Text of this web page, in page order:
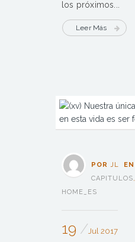
los próximos...
Leer Más
POR JL EN
CAPITULOS,
HOME_ES
19 Jul 2017